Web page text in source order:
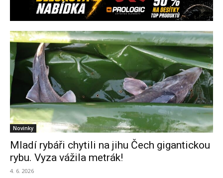
Novinky
Mladí rybáři chytili na jihu Čech gigantickou
rybu. Vyza vážila metrák!
4. 6. 2026